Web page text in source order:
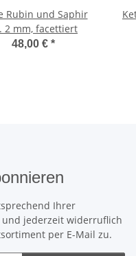
Rubin und Saphir
2 mm, facettiert
48,00 € *
Ihrer
und jederzeit widerruflich
per E-Mail zu.